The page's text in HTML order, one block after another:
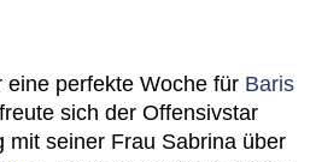
eine perfekte Woche für Baris
sich der Offensivstar
mit seiner Frau Sabrina über